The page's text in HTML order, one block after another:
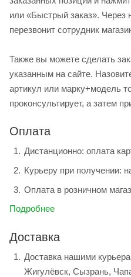
или «Быстрый заказ». Через
перезвонит сотрудник
Также вы можете сделать
указанным на сайте.
артикул или марку+модель
проконсультирует, а затем
Оплата
Дистанционно: оплата
Курьеру при получении:
Оплата в розничном
Подробнее
Доставка
Доставка нашими
Жигулёвск, Сызрань,